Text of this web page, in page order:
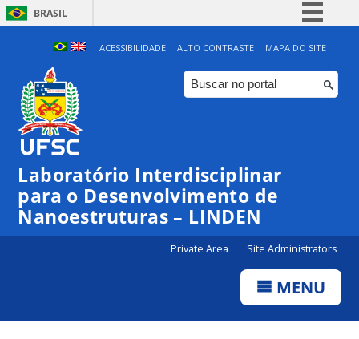
BRASIL
Simplifique!
Comunica BR
Participe
Canais
ACESSIBILIDADE ALTO CONTRASTE MAPA DO SITE
Laboratório Interdisciplinar
para o Desenvolvimento de
Nanoestruturas – LINDEN
Private Area Site Administrators
MENU